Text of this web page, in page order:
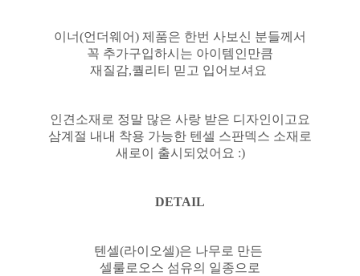
이너(언더웨어) 제품은 한번 사보신 분들께서
꼭 추가구입하시는 아이템인만큼
재질감,퀄리티 믿고 입어보셔요
인견소재로 정말 많은 사랑 받은 디자인이고요
삼계절 내내 착용 가능한 텐셀 스판덱스 소재로
새로이 출시되었어요 :)
DETAIL
텐셀(라이오셀)은 나무로 만든
셀룰로오스 섬유의 일종으로